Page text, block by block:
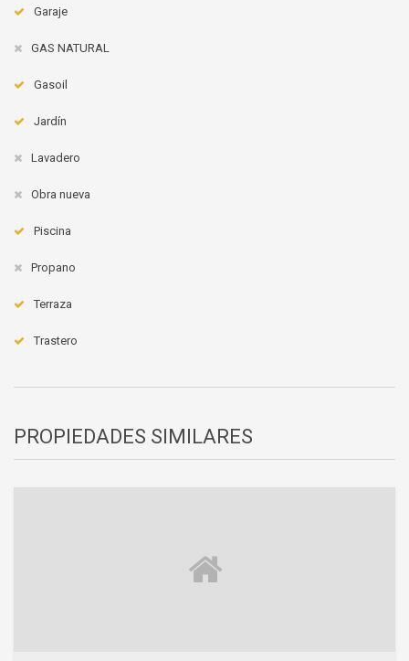
Garaje
GAS NATURAL
Gasoil
Jardín
Lavadero
Obra nueva
Piscina
Propano
Terraza
Trastero
PROPIEDADES SIMILARES